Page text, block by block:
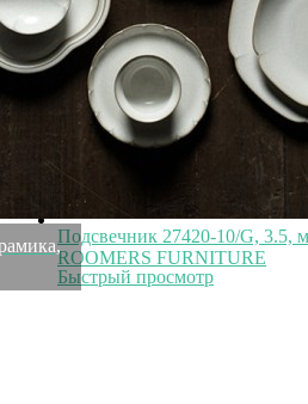
23 000 ₽ 9 200₽
Подсвечник 27420-10/G, 3.5,
ROOMERS FURNITURE
Быстрый просмотр